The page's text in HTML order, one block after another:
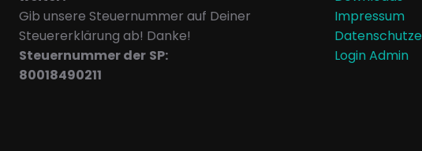
Gib unsere Steuernummer auf Deiner
Steuererklärung ab! Danke!
Steuernummer der SP:
80018490211
Impressum
Login Admin